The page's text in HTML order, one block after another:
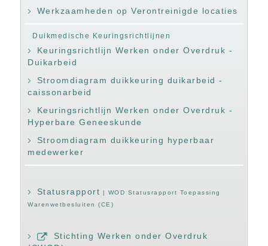
Werkzaamheden op Verontreinigde locaties
Duikmedische Keuringsrichtlijnen
Keuringsrichtlijn Werken onder Overdruk -
Duikarbeid
Stroomdiagram duikkeuring duikarbeid -
caissonarbeid
Keuringsrichtlijn Werken onder Overdruk -
Hyperbare Geneeskunde
Stroomdiagram duikkeuring hyperbaar
medewerker
Statusrapport | WOD Statusrapport Toepassing
Warenwetbesluiten (CE)
Stichting Werken onder Overdruk